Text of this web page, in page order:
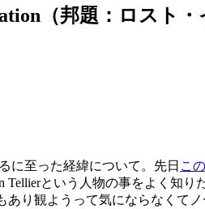
（邦題：ロスト・
に至った経緯について。先日 こ
Tellierという人物の事をよく知
あり観ようって気にならなくて